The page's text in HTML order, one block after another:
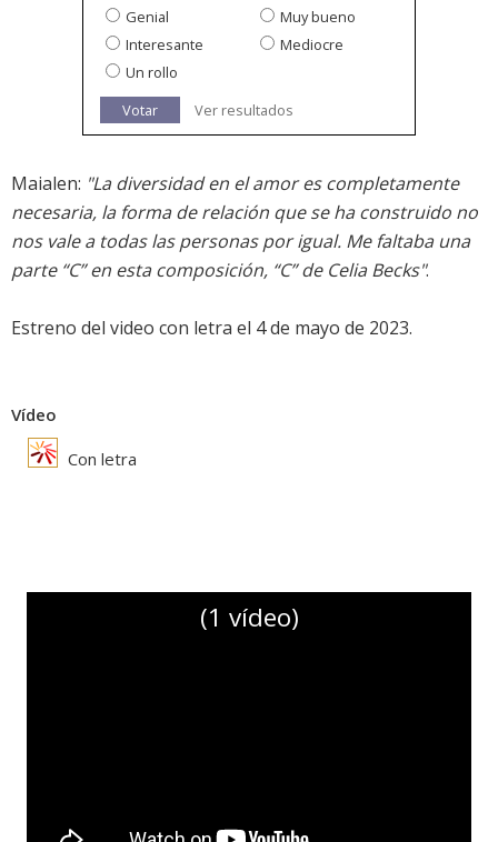
Genial
Muy bueno
Interesante
Mediocre
Un rollo
Votar
Ver resultados
Maialen: "La diversidad en el amor es completamente
necesaria, la forma de relación que se ha construido no
nos vale a todas las personas por igual. Me faltaba una
parte “C” en esta composición, “C” de Celia Becks".
Estreno del video con letra el 4 de mayo de 2023.
Vídeo
Con letra
(1 vídeo)